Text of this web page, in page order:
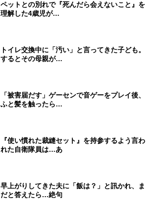
ペットとの別れで『死んだら会えないこと』を
理解した4歳児が…
トイレ交換中に「汚い」と言ってきた子ども。
するとその母親が…
「被害届だす」ゲーセンで音ゲーをプレイ後、
ふと髪を触ったら…
『使い慣れた裁縫セット』を持参するよう言わ
れた自衛隊員は…あ
早上がりしてきた夫に「飯は？」と訊かれ、ま
だと答えたら…絶句